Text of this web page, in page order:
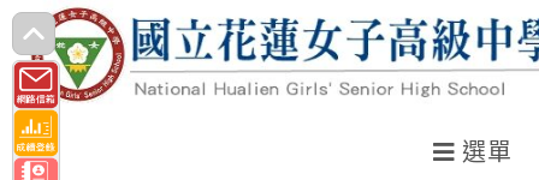
跳
轉
至
主
要
選單